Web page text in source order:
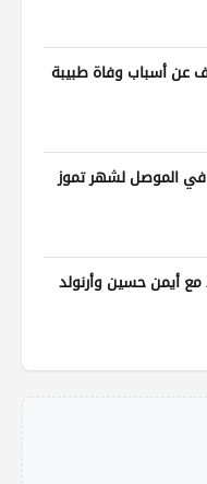
أسباب وفاة طبيبة
في الموصل لشهر تموز
مع أيمن حسين وأرنولد